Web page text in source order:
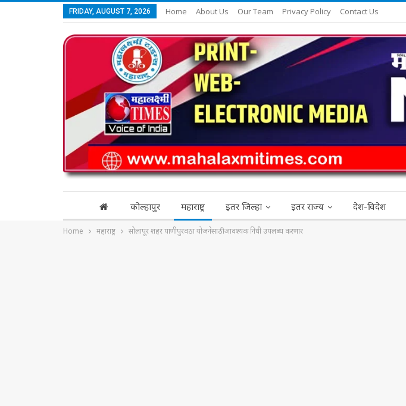
FRIDAY, AUGUST 7, 2026 Home About Us Our Team Privacy Policy Contact Us
कोल्हापुर महाराष्ट्र इतर जिल्हा इतर राज्य देश-विदेश
Home महाराष्ट्र सोलापूर शहर पाणीपुरवठा योजनेसाठी आवश्यक निधी उपलब्ध करणार